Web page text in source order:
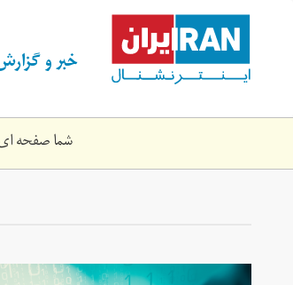
content خبر و
شما صفحه ای